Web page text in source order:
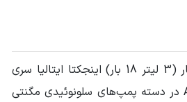
دوزینگ پمپ 7 لیتر 8 بار (3 لیتر 18 بار) اینجکتا ایتالیا سری
آتِنا Athena مدل ABTX1 در دسته پمپ‌های سلونوئیدی مگنتی